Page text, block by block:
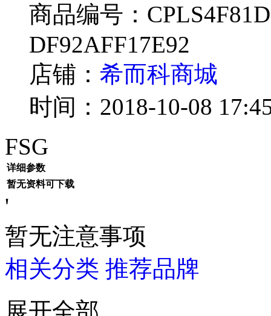
商品编号：
DF92AFF17E92
店铺： 希而科商城
时间：2018-10-08
FSG
详细参数
暂无资料可下载
'
暂无注意事项
相关分类 推荐品牌
展开全部